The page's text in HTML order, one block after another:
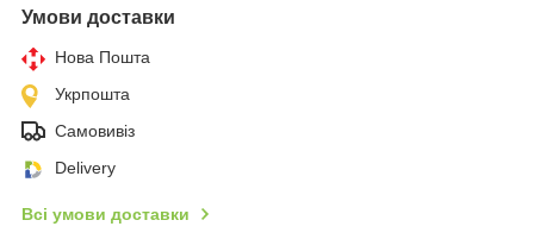
Умови доставки
Нова Пошта
Укрпошта
Самовивіз
Delivery
Всі умови доставки